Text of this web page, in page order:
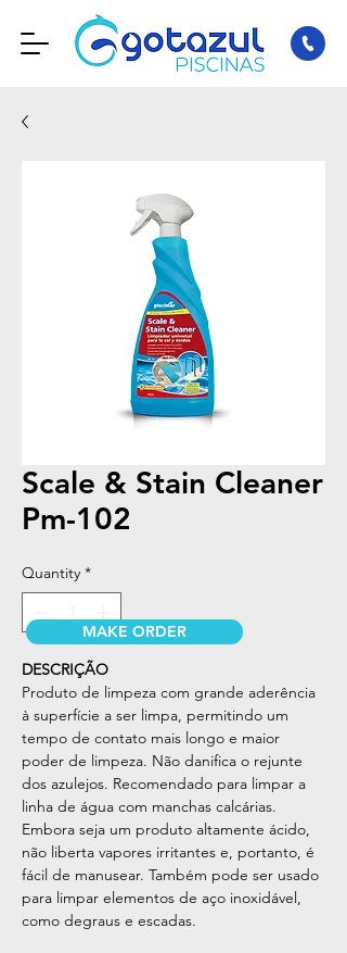
Scale & Stain Cleaner
Pm-102
Quantity *
DESCRIÇÃO
Produto de limpeza com grande aderência
à superfície a ser limpa, permitindo um
tempo de contato mais longo e maior
poder de limpeza. Não danifica o rejunte
dos azulejos. Recomendado para limpar a
linha de água com manchas calcárias.
Embora seja um produto altamente ácido,
não liberta vapores irritantes e, portanto, é
fácil de manusear. Também pode ser usado
para limpar elementos de aço inoxidável,
como degraus e escadas.
MAKE ORDER